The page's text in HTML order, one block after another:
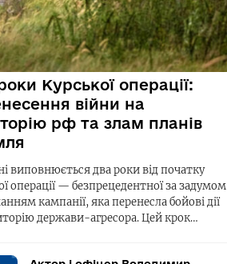
Курської операції:
війни на
рф та злам планів
виповнюється два роки від початку
операції — безпрецедентної за задумом
кампанії, яка перенесла бойові дії
держави-агресора. Цей крок…